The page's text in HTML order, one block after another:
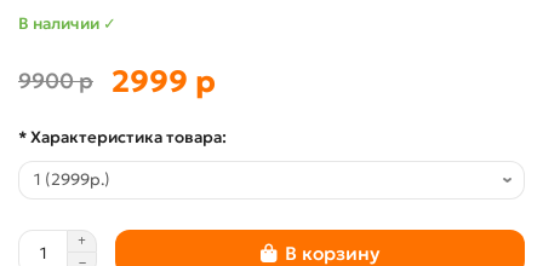
В наличии ✓
9900 р 2999 р
* Характеристика товара:
В корзину